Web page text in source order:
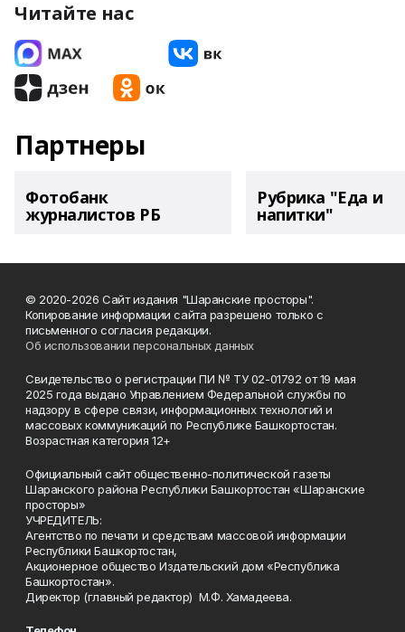
Читайте нас
Партнеры
Фотобанк
журналистов РБ
Рубрика "Еда и
напитки"
© 2020-2026 Сайт издания "Шаранские просторы".
Копирование информации сайта разрешено только с
письменного согласия редакции.
Об использовании персональных данных
Свидетельство о регистрации ПИ № ТУ 02-01792 от 19 мая
2025 года выдано Управлением Федеральной службы по
надзору в сфере связи, информационных технологий и
массовых коммуникаций по Республике Башкортостан.
Возрастная категория 12+
Официальный сайт общественно-политической газеты
Шаранского района Республики Башкортостан «Шаранские
просторы»
УЧРЕДИТЕЛЬ:
Агентство по печати и средствам массовой информации
Республики Башкортостан,
Акционерное общество Издательский дом «Республика
Башкортостан».
Директор (главный редактор) М.Ф. Хамадеева.